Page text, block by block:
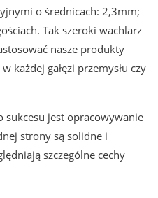
o średnicach: 2,3mm;
Tak szeroki wachlarz
nasze produkty
każdej gałęzi przemysłu czy
sukcesu jest opracowywanie
strony są solidne i
szczególne cechy